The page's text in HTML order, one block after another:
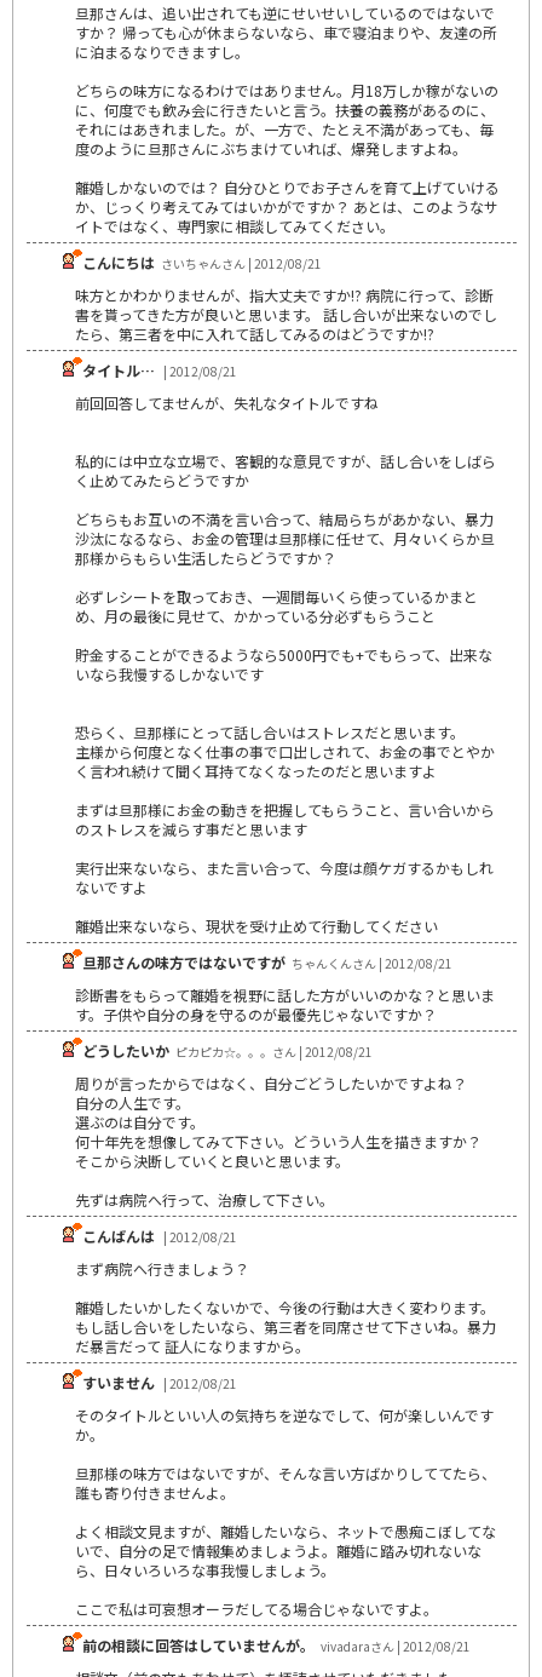
旦那さんは、追い出されても逆にせいせいしているのではないで
すか？ 帰っても心が休まらないなら、車で寝泊まりや、友達の所
に泊まるなりできますし。
どちらの味方になるわけではありません。月18万しか稼がないの
に、何度でも飲み会に行きたいと言う。扶養の義務があるのに、
それにはあきれました。が、一方で、たとえ不満があっても、毎
度のように旦那さんにぶちまけていれば、爆発しますよね。
離婚しかないのでは？ 自分ひとりでお子さんを育て上げていける
か、じっくり考えてみてはいかがですか？ あとは、このようなサ
イトではなく、専門家に相談してみてください。
こんにちは さいちゃんさん | 2012/08/21
味方とかわかりませんが、指大丈夫ですか!? 病院に行って、診断
書を貰ってきた方が良いと思います。 話し合いが出来ないのでし
たら、第三者を中に入れて話してみるのはどうですか!?
タイトル… | 2012/08/21
前回回答してませんが、失礼なタイトルですね
私的には中立な立場で、客観的な意見ですが、話し合いをしばら
く止めてみたらどうですか
どちらもお互いの不満を言い合って、結局らちがあかない、暴力
沙汰になるなら、お金の管理は旦那様に任せて、月々いくらか旦
那様からもらい生活したらどうですか？
必ずレシートを取っておき、一週間毎いくら使っているかまと
め、月の最後に見せて、かかっている分必ずもらうこと
貯金することができるようなら5000円でも+でもらって、出来な
いなら我慢するしかないです
恐らく、旦那様にとって話し合いはストレスだと思います。
主様から何度となく仕事の事で口出しされて、お金の事でとやか
く言われ続けて聞く耳持てなくなったのだと思いますよ
まずは旦那様にお金の動きを把握してもらうこと、言い合いから
のストレスを減らす事だと思います
実行出来ないなら、また言い合って、今度は顔ケガするかもしれ
ないですよ
離婚出来ないなら、現状を受け止めて行動してください
旦那さんの味方ではないですが ちゃんくんさん | 2012/08/21
診断書をもらって離婚を視野に話した方がいいのかな？と思いま
す。子供や自分の身を守るのが最優先じゃないですか？
どうしたいか ピカピカ☆。。。さん | 2012/08/21
周りが言ったからではなく、自分ごどうしたいかですよね？
自分の人生です。
選ぶのは自分です。
何十年先を想像してみて下さい。どういう人生を描きますか？
そこから決断していくと良いと思います。
先ずは病院へ行って、治療して下さい。
こんばんは | 2012/08/21
まず病院へ行きましょう？
離婚したいかしたくないかで、今後の行動は大きく変わります。
もし話し合いをしたいなら、第三者を同席させて下さいね。暴力
だ暴言だって 証人になりますから。
すいません | 2012/08/21
そのタイトルといい人の気持ちを逆なでして、何が楽しいんです
か。
旦那様の味方ではないですが、そんな言い方ばかりしててたら、
誰も寄り付きませんよ。
よく相談文見ますが、離婚したいなら、ネットで愚痴こぼしてな
いで、自分の足で情報集めましょうよ。離婚に踏み切れないな
ら、日々いろいろな事我慢しましょう。
ここで私は可哀想オーラだしてる場合じゃないですよ。
前の相談に回答はしていませんが。
vivadaraさん | 2012/08/21